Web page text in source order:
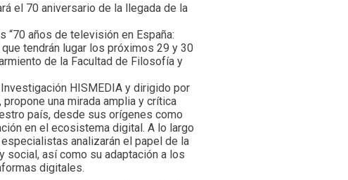
el 70 aniversario de la llegada de la
“70 años de televisión en España:
tendrán lugar los próximos 29 y 30
de la Facultad de Filosofía y
HISMEDIA y dirigido por
una mirada amplia y crítica
país, desde sus orígenes como
en el ecosistema digital. A lo largo
analizarán el papel de la
social, así como su adaptación a los
digitales.